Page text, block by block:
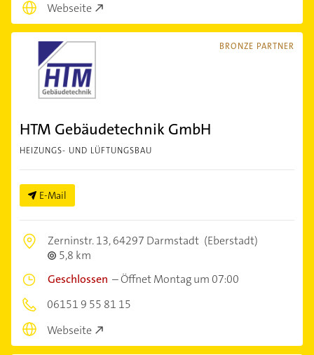
Webseite
BRONZE PARTNER
HTM Gebäudetechnik GmbH
HEIZUNGS- UND LÜFTUNGSBAU
E-Mail
Zerninstr. 13,64297 Darmstadt (Eberstadt)
5,8 km
Geschlossen –Öffnet Montag um 07:00
06151 9 55 81 15
Webseite